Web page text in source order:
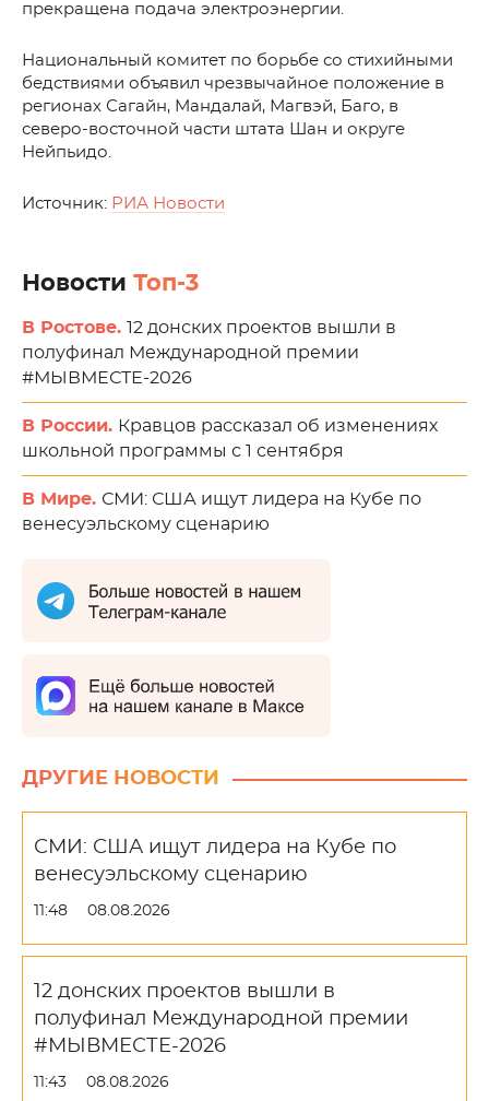
прекращена подача электроэнергии.
Национальный комитет по борьбе со стихийными
бедствиями объявил чрезвычайное положение в
регионах Сагайн, Мандалай, Магвэй, Баго, в
северо-восточной части штата Шан и округе
Нейпьидо.
Источник: РИА Новости
Новости Топ-3
В Ростове. 12 донских проектов вышли в
полуфинал Международной премии
#МЫВМЕСТЕ-2026
В России. Кравцов рассказал об изменениях
школьной программы с 1 сентября
В Мире. СМИ: США ищут лидера на Кубе по
венесуэльскому сценарию
ДРУГИЕ НОВОСТИ
СМИ: США ищут лидера на Кубе по
венесуэльскому сценарию
11:48 08.08.2026
12 донских проектов вышли в
полуфинал Международной премии
#МЫВМЕСТЕ-2026
11:43 08.08.2026